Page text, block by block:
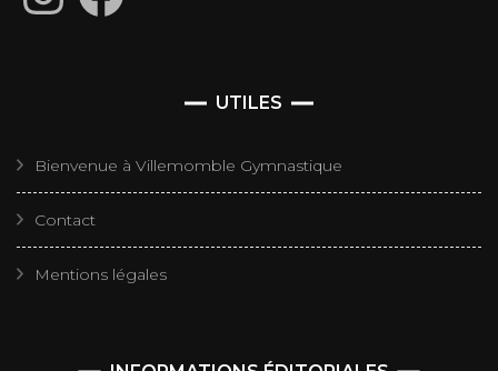
UTILES
Bienvenue à Villemomble Gymnastique
Contact
Mentions légales